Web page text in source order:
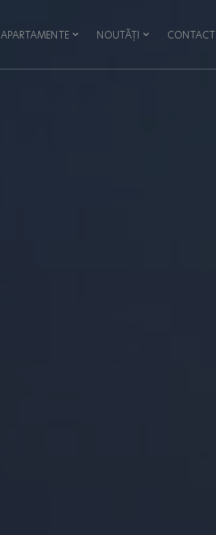
APARTAMENTE NOUTĂȚI CONTACT